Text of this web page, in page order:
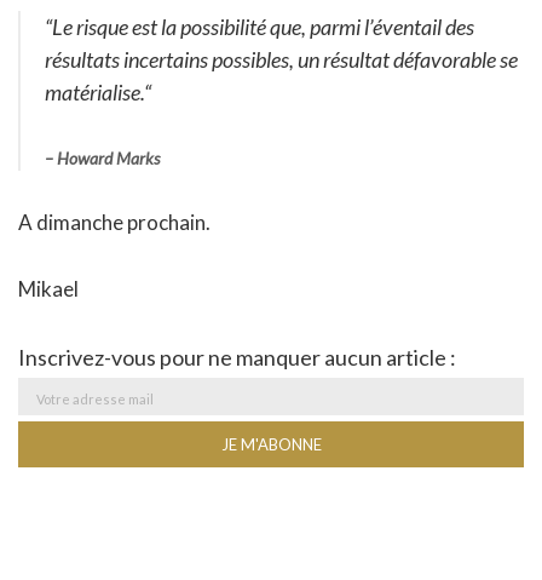
“Le risque est la possibilité que, parmi l’éventail des
résultats incertains possibles, un résultat défavorable se
matérialise.“
–Howard Marks
A dimanche prochain.
Mikael
Inscrivez-vous pour ne manquer aucun article :